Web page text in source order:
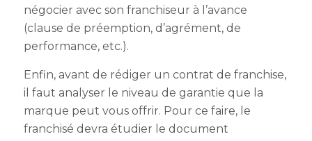
négocier avec son franchiseur à l’avance
(clause de préemption, d’agrément, de
performance, etc.).
Enfin, avant de rédiger un contrat de franchise,
il faut analyser le niveau de garantie que la
marque peut vous offrir. Pour ce faire, le
franchisé devra étudier le document